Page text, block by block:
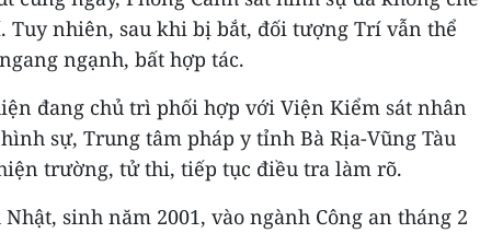
Tuy nhiên, sau khi bị bắt, đối tượng Trí vẫn thể
ngạnh, bất hợp tác.
đang chủ trì phối hợp với Viện Kiểm sát nhân
sự, Trung tâm pháp y tỉnh Bà Rịa-Vũng Tàu
trường, tử thi, tiếp tục điều tra làm rõ.
sinh năm 2001, vào ngành Công an tháng 2